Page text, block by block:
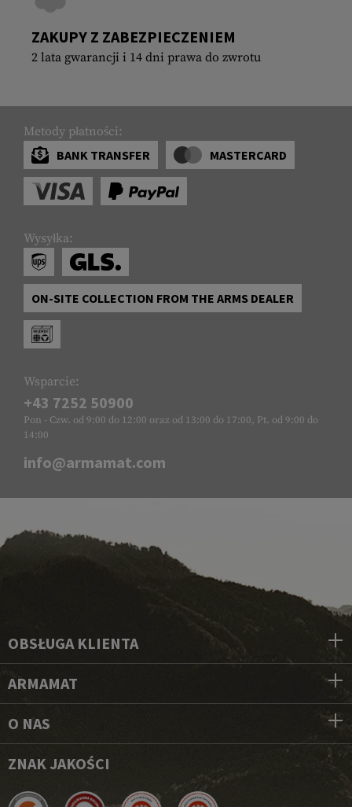
ZAKUPY Z ZABEZPIECZENIEM
2 lata gwarancji i 14 dni prawa do zwrotu
Metody płatności:
BANK TRANSFER
MASTERCARD
Wysyłka:
ON-SITE COLLECTION FROM THE ARMS DEALER
Wsparcie:
+43 7252 50900
Pon - Czw. od 9:00 do 12:00 oraz od 13:00 do 17:00, Pt. od 9:00 do
14:00
info@armamat.com
OBSŁUGA KLIENTA
ARMAMAT
O NAS
ZNAK JAKOŚCI